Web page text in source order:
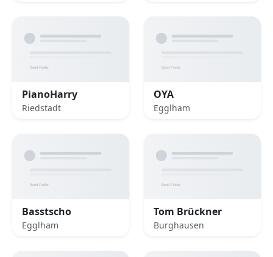
PianoHarry
Riedstadt
OYA
Egglham
Basstscho
Egglham
Tom Brückner
Burghausen